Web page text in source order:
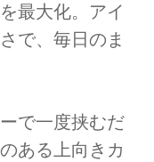
最大化。アイ
で、毎日のま
で一度挟むだ
ある上向きカ